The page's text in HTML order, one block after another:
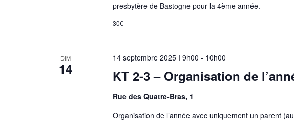
presbytère de Bastogne pour la 4ème année.
30€
DIM
14 KT 2-3 – Organisation de
14 septembre 2025 I 9h00 - 10h00
Rue des Quatre-Bras, 1
Organisation de l’année avec uniquement un parent